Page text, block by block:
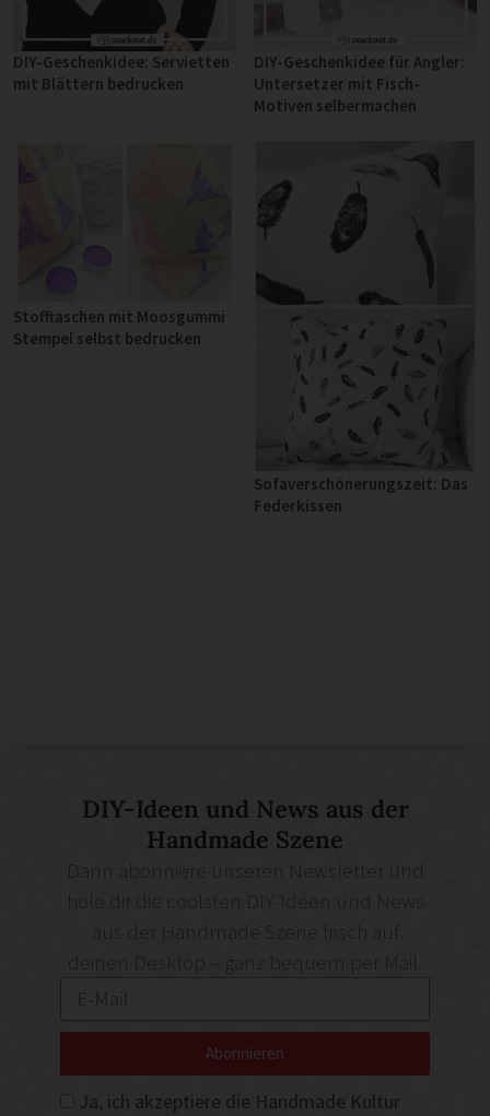
DIY-Geschenkidee: Servietten
mit Blättern bedrucken
DIY-Geschenkidee für Angler:
Untersetzer mit Fisch-
Motiven selbermachen
Stofftaschen mit Moosgummi
Stempel selbst bedrucken
Sofaverschönerungszeit: Das
Federkissen
DIY-Ideen und News aus der
Handmade Szene
deinen Desktop – ganz bequem per Mail.
Ja, ich akzeptiere die Handmade Kultur
Abonnieren